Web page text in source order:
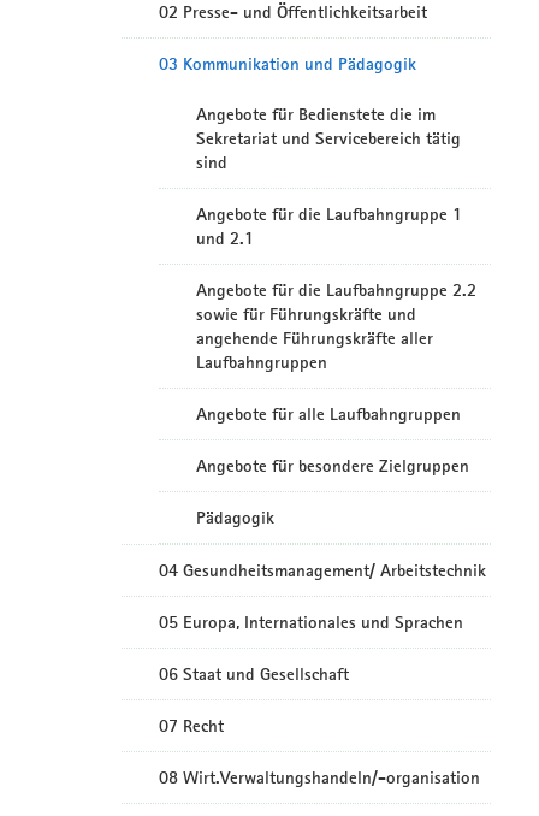
02 Presse- und Öffentlichkeitsarbeit
03 Kommunikation und Pädagogik
Angebote für Bedienstete die im
Sekretariat und Servicebereich tätig
sind
Angebote für die Laufbahngruppe 1
und 2.1
Angebote für die Laufbahngruppe 2.2
sowie für Führungskräfte und
angehende Führungskräfte aller
Laufbahngruppen
Angebote für alle Laufbahngruppen
Angebote für besondere Zielgruppen
Pädagogik
04 Gesundheitsmanagement/ Arbeitstechnik
05 Europa, Internationales und Sprachen
06 Staat und Gesellschaft
07 Recht
08 Wirt.Verwaltungshandeln/-organisation